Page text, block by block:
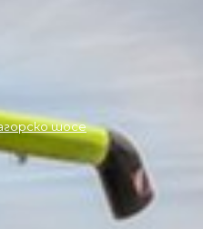
шосе